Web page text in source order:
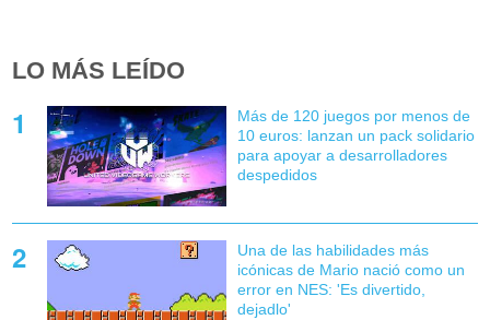
LO MÁS LEÍDO
Más de 120 juegos por menos de
10 euros: lanzan un pack solidario
para apoyar a desarrolladores
despedidos
Una de las habilidades más
icónicas de Mario nació como un
error en NES: 'Es divertido,
dejadlo'